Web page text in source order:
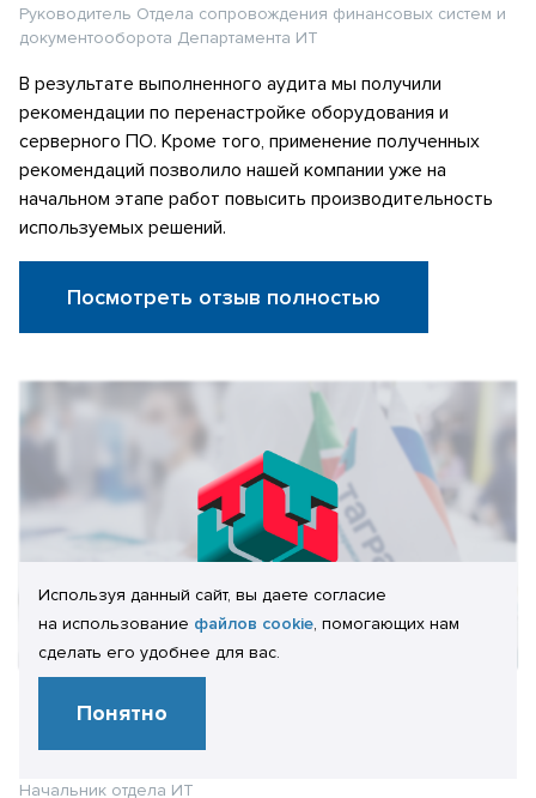
Руководитель Отдела сопровождения финансовых систем и
документооборота Департамента ИТ
В результате выполненного аудита мы получили
рекомендации по перенастройке оборудования и
серверного ПО. Кроме того, применение полученных
рекомендаций позволило нашей компании уже на
начальном этапе работ повысить производительность
используемых решений.
Посмотреть отзыв полностью
Отзыв клиента:
Начальник отдела ИТ
Используя данный сайт, вы даете согласие
на использование файлов cookie, помогающих нам
сделать его удобнее для вас.
Понятно